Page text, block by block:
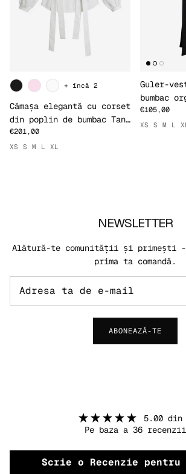
Cămașa elegantă cu corset
din poplin de bumbac Tana
Lawn, albă
€201,00
XS S M L XL
+ încă 2
Guler-
bumbac
€105,00
XS S M L
NEWSLETTER
Alătură-te comunității și primești -
prima ta comandă.
ABONEAZĂ-TE
5.00 din
Pe baza a 36 recenzii
Scrie o Recenzie pentru